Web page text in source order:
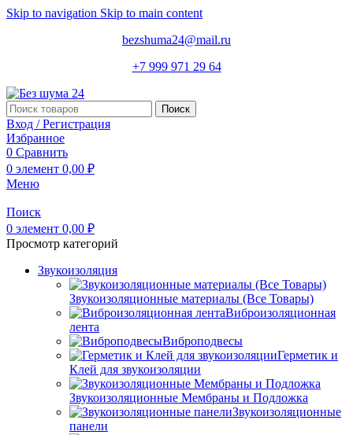
Skip to navigation Skip to main content
bezshuma24@mail.ru
+7 999 971 29 64
Поиск
Вход / Регистрация
Избранное
0 Сравнить
0 элемент 0,00 ₽
Меню
Поиск
0 элемент 0,00 ₽
Просмотр категорий
Звукоизоляция
Звукоизоляционные материалы (Все Товары)
Виброизоляционная
лента
Виброподвесы
Герметик и
Клей для звукоизоляции
Звукоизоляционные Мембраны и Подложка
Звукоизоляционные
панели